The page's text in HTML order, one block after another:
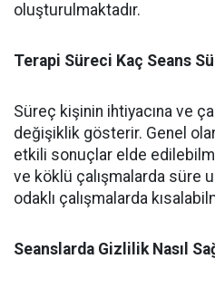
oluşturulmaktadır.
Terapi Süreci Kaç Seans
Süreç kişinin ihtiyacına ve
değişiklik gösterir. Genel
etkili sonuçlar elde
ve köklü çalışmalarda süre
odaklı çalışmalarda
Seanslarda Gizlilik Nasıl